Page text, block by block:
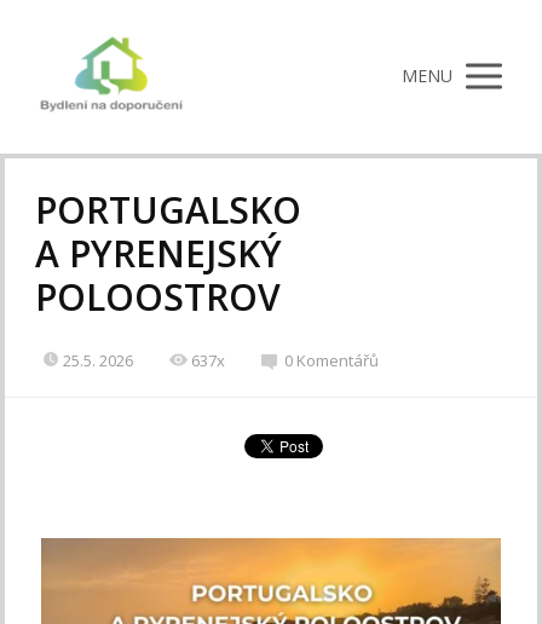
MENU
PORTUGALSKO
A PYRENEJSKÝ
POLOOSTROV
25.5. 2026 637x 0 Komentářů